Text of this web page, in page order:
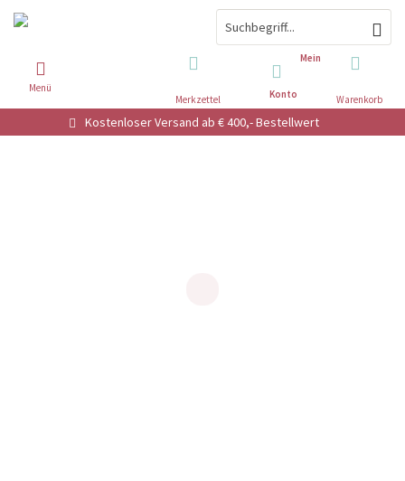
Kostenloser Versand ab € 400,- Bestellwert
Warenkorb
Merkzettel
Mein
Konto
Menü